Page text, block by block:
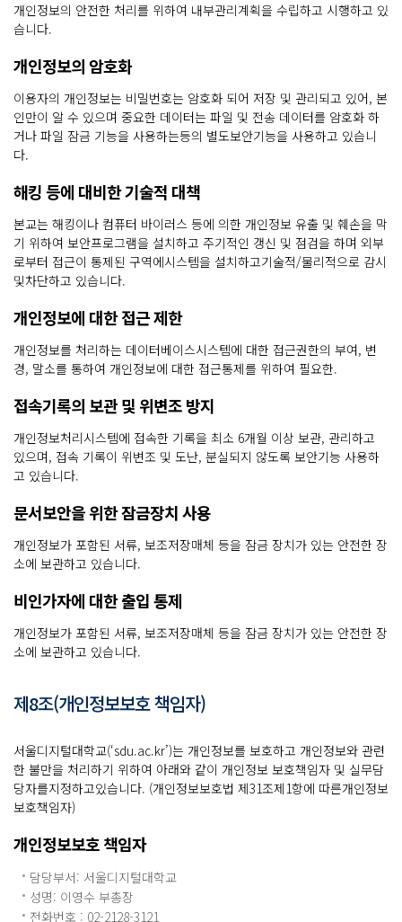
개인정보의 안전한 처리를 위하여 내부관리계획을 수립하고 시행하고 있
습니다.
개인정보의 암호화
이용자의 개인정보는 비밀번호는 암호화 되어 저장 및 관리되고 있어, 본
인만이 알 수 있으며 중요한 데이터는 파일 및 전송 데이터를 암호화 하
거나 파일 잠금 기능을 사용하는등의 별도보안기능을 사용하고 있습니
다.
해킹 등에 대비한 기술적 대책
본교는 해킹이나 컴퓨터 바이러스 등에 의한 개인정보 유출 및 훼손을 막
기 위하여 보안프로그램을 설치하고 주기적인 갱신 및 점검을 하며 외부
로부터 접근이 통제된 구역에시스템을 설치하고기술적/물리적으로 감시
및차단하고 있습니다.
개인정보에 대한 접근 제한
개인정보를 처리하는 데이터베이스시스템에 대한 접근권한의 부여, 변
경, 말소를 통하여 개인정보에 대한 접근통제를 위하여 필요한.
접속기록의 보관 및 위변조 방지
개인정보처리시스템에 접속한 기록을 최소 6개월 이상 보관, 관리하고
있으며, 접속 기록이 위변조 및 도난, 분실되지 않도록 보안기능 사용하
고 있습니다.
문서보안을 위한 잠금장치 사용
개인정보가 포함된 서류, 보조저장매체 등을 잠금 장치가 있는 안전한 장
소에 보관하고 있습니다.
비인가자에 대한 출입 통제
개인정보가 포함된 서류, 보조저장매체 등을 잠금 장치가 있는 안전한 장
소에 보관하고 있습니다.
제8조(개인정보보호 책임자)
서울디지털대학교(‘sdu.ac.kr’)는 개인정보를 보호하고 개인정보와 관련
한 불만을 처리하기 위하여 아래와 같이 개인정보 보호책임자 및 실무담
당자를지정하고있습니다. (개인정보보호법 제31조제1항에 따른개인정보
보호책임자)
개인정보보호 책임자
담당부서: 서울디지털대학교
성명: 이영수 부총장
전화번호 : 02-2128-3121